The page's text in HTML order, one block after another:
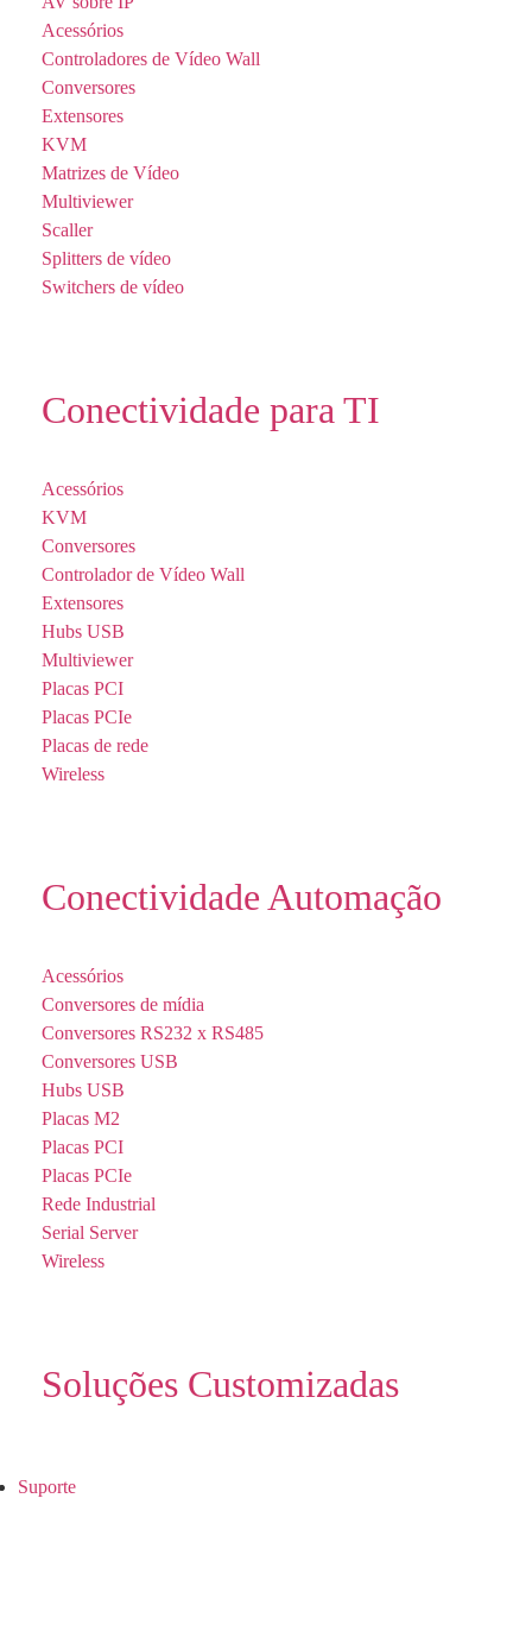
Acessórios
Controladores de Vídeo Wall
Conversores
Extensores
KVM
Matrizes de Vídeo
Multiviewer
Scaller
Splitters de vídeo
Switchers de vídeo
Conectividade para TI
Acessórios
KVM
Conversores
Controlador de Vídeo Wall
Extensores
Hubs USB
Multiviewer
Placas PCI
Placas PCIe
Placas de rede
Wireless
Conectividade Automação
Acessórios
Conversores de mídia
Conversores RS232 x RS485
Conversores USB
Hubs USB
Placas M2
Placas PCI
Placas PCIe
Rede Industrial
Serial Server
Wireless
Soluções Customizadas
Suporte